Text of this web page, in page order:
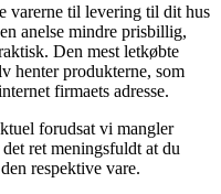
varerne til levering til dit hus
anelse mindre prisbillig,
Den mest letkøbte
henter produkterne, som
firmaets adresse.
forudsat vi mangler
ret meningsfuldt at du
respektive vare.